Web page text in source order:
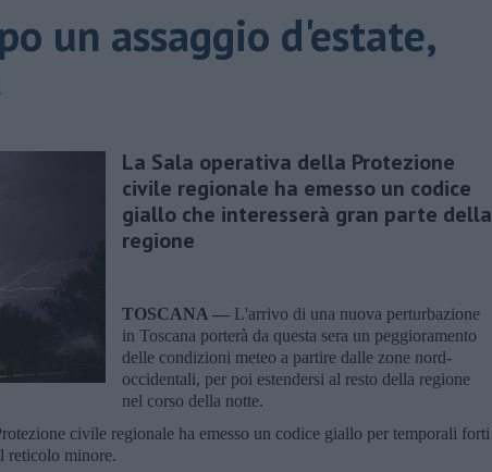
un assaggio d'estate,
La Sala operativa della Protezione
civile regionale ha emesso un codice
giallo che interesserà gran parte della
regione
TOSCANA — L'arrivo di una nuova perturbazione
in Toscana porterà da questa sera un peggioramento
delle condizioni meteo a partire dalle zone nord-
occidentali, per poi estendersi al resto della regione
nel corso della notte.
civile regionale ha emesso un codice giallo per temporali forti
reticolo minore.